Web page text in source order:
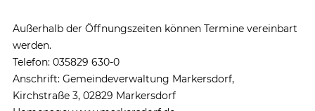
Außerhalb der Öffnungszeiten können Termine vereinbart
werden.
Telefon: 035829 630-0
Anschrift: Gemeindeverwaltung Markersdorf,
Kirchstraße 3, 02829 Markersdorf